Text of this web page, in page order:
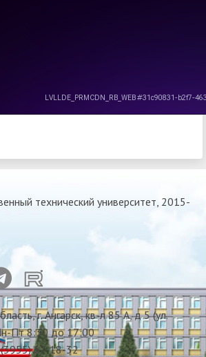
технический университет, 2015-
г. Ангарск, кв-л 85 А, д 5 (ул.
Пт 8:30 до 17:00
67-18-32